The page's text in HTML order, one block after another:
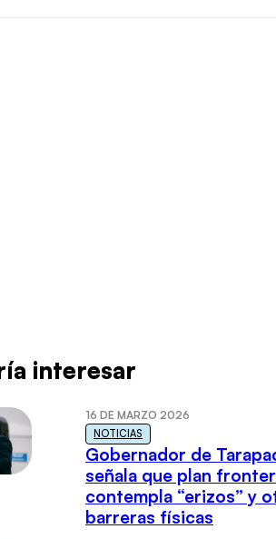
interesar
16 DE MARZO 2026
NOTICIAS
Gobernador de
señala que plan
contempla “erizos” y
barreras físicas